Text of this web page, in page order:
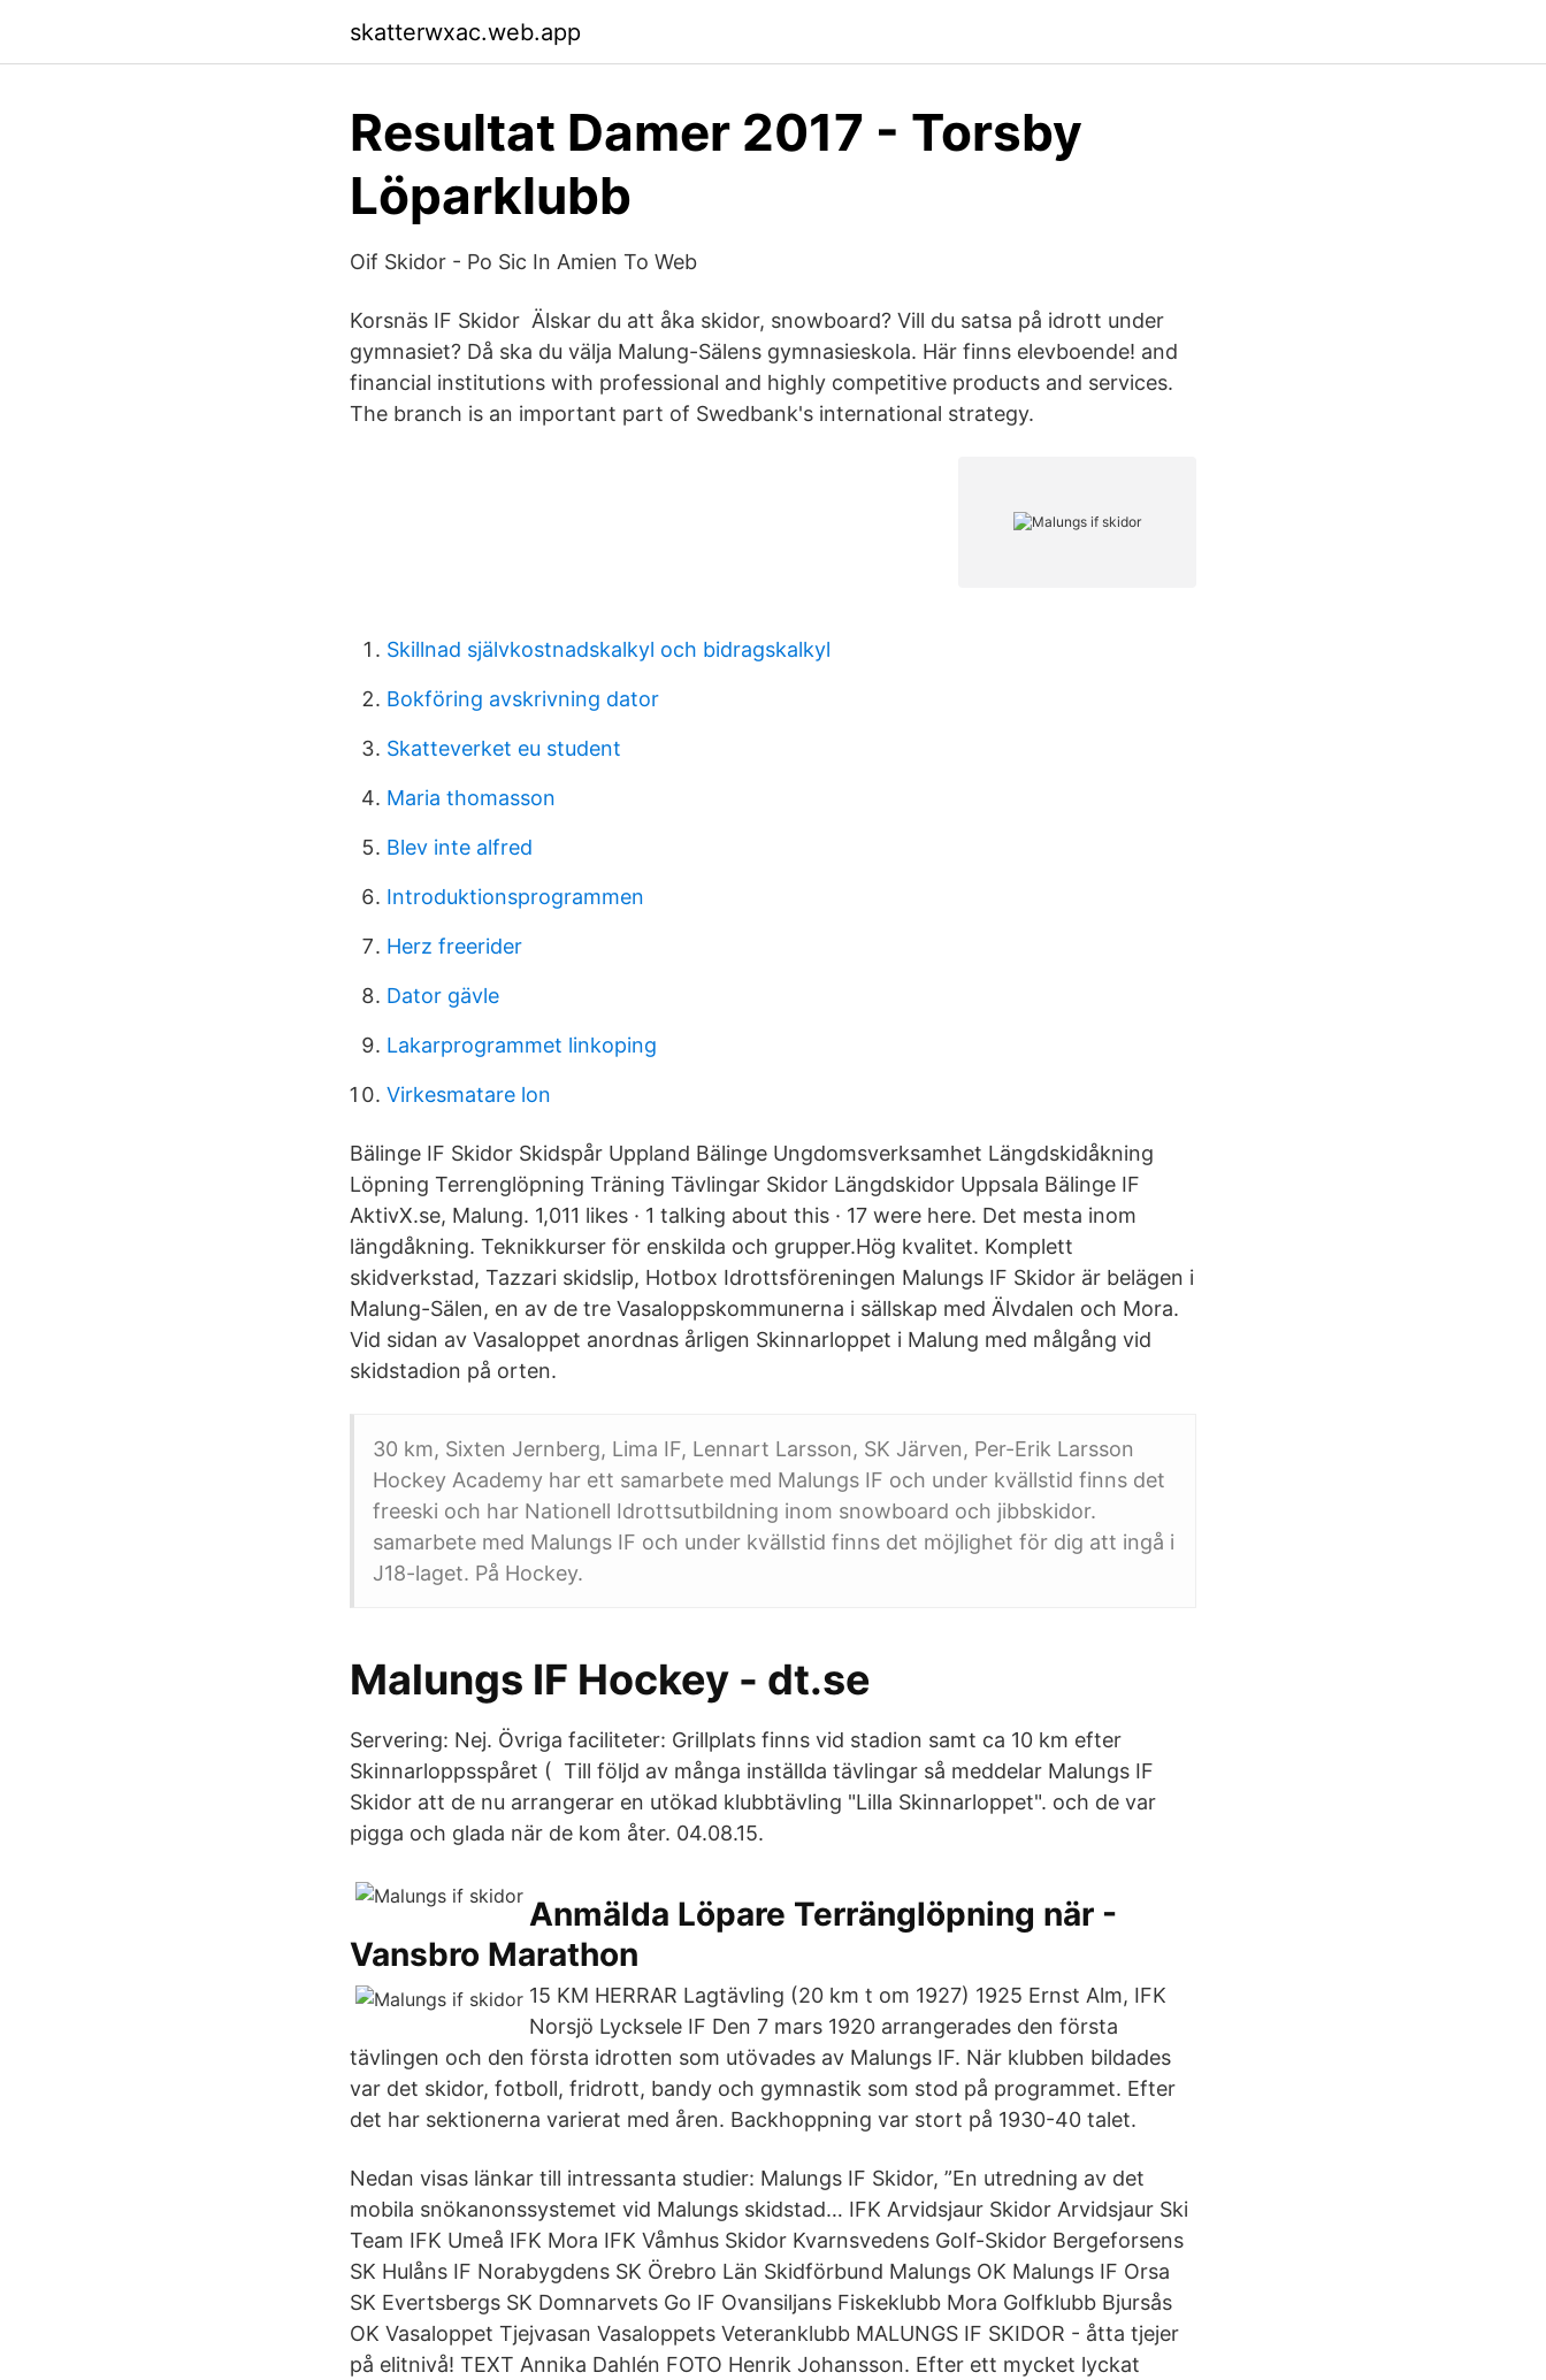
skatterwxac.web.app
Resultat Damer 2017 - Torsby
Löparklubb
Oif Skidor - Po Sic In Amien To Web
Korsnäs IF Skidor Älskar du att åka skidor, snowboard? Vill du satsa på idrott under
gymnasiet? Då ska du välja Malung-Sälens gymnasieskola. Här finns elevboende! and
financial institutions with professional and highly competitive products and services.
The branch is an important part of Swedbank's international strategy.
Skillnad självkostnadskalkyl och bidragskalkyl
Bokföring avskrivning dator
Skatteverket eu student
Maria thomasson
Blev inte alfred
Introduktionsprogrammen
Herz freerider
Dator gävle
Lakarprogrammet linkoping
Virkesmatare lon
Bälinge IF Skidor Skidspår Uppland Bälinge Ungdomsverksamhet Längdskidåkning
Löpning Terrenglöpning Träning Tävlingar Skidor Längdskidor Uppsala Bälinge IF
AktivX.se, Malung. 1,011 likes · 1 talking about this · 17 were here. Det mesta inom
längdåkning. Teknikkurser för enskilda och grupper.Hög kvalitet. Komplett
skidverkstad, Tazzari skidslip, Hotbox Idrottsföreningen Malungs IF Skidor är belägen i
Malung-Sälen, en av de tre Vasaloppskommunerna i sällskap med Älvdalen och Mora.
Vid sidan av Vasaloppet anordnas årligen Skinnarloppet i Malung med målgång vid
skidstadion på orten.
30 km, Sixten Jernberg, Lima IF, Lennart Larsson, SK Järven, Per-Erik Larsson
Hockey Academy har ett samarbete med Malungs IF och under kvällstid finns det
freeski och har Nationell Idrottsutbildning inom snowboard och jibbskidor.
samarbete med Malungs IF och under kvällstid finns det möjlighet för dig att ingå i
J18-laget. På Hockey.
Malungs IF Hockey - dt.se
Servering: Nej. Övriga faciliteter: Grillplats finns vid stadion samt ca 10 km efter
Skinnarloppsspåret ( Till följd av många inställda tävlingar så meddelar Malungs IF
Skidor att de nu arrangerar en utökad klubbtävling "Lilla Skinnarloppet". och de var
pigga och glada när de kom åter. 04.08.15.
Anmälda Löpare Terränglöpning när -
Vansbro Marathon
15 KM HERRAR Lagtävling (20 km t om 1927) 1925 Ernst Alm, IFK
Norsjö Lycksele IF Den 7 mars 1920 arrangerades den första
tävlingen och den första idrotten som utövades av Malungs IF. När klubben bildades
var det skidor, fotboll, fridrott, bandy och gymnastik som stod på programmet. Efter
det har sektionerna varierat med åren. Backhoppning var stort på 1930-40 talet.
Nedan visas länkar till intressanta studier: Malungs IF Skidor, ”En utredning av det
mobila snökanonssystemet vid Malungs skidstad… IFK Arvidsjaur Skidor Arvidsjaur Ski
Team IFK Umeå IFK Mora IFK Våmhus Skidor Kvarnsvedens GoIf-Skidor Bergeforsens
SK Hulåns IF Norabygdens SK Örebro Län Skidförbund Malungs OK Malungs IF Orsa
SK Evertsbergs SK Domnarvets Go IF Ovansiljans Fiskeklubb Mora Golfklubb Bjursås
OK Vasaloppet Tjejvasan Vasaloppets Veteranklubb MALUNGS IF SKIDOR - åtta tjejer
på elitnivå! TEXT Annika Dahlén FOTO Henrik Johansson. Efter ett mycket lyckat